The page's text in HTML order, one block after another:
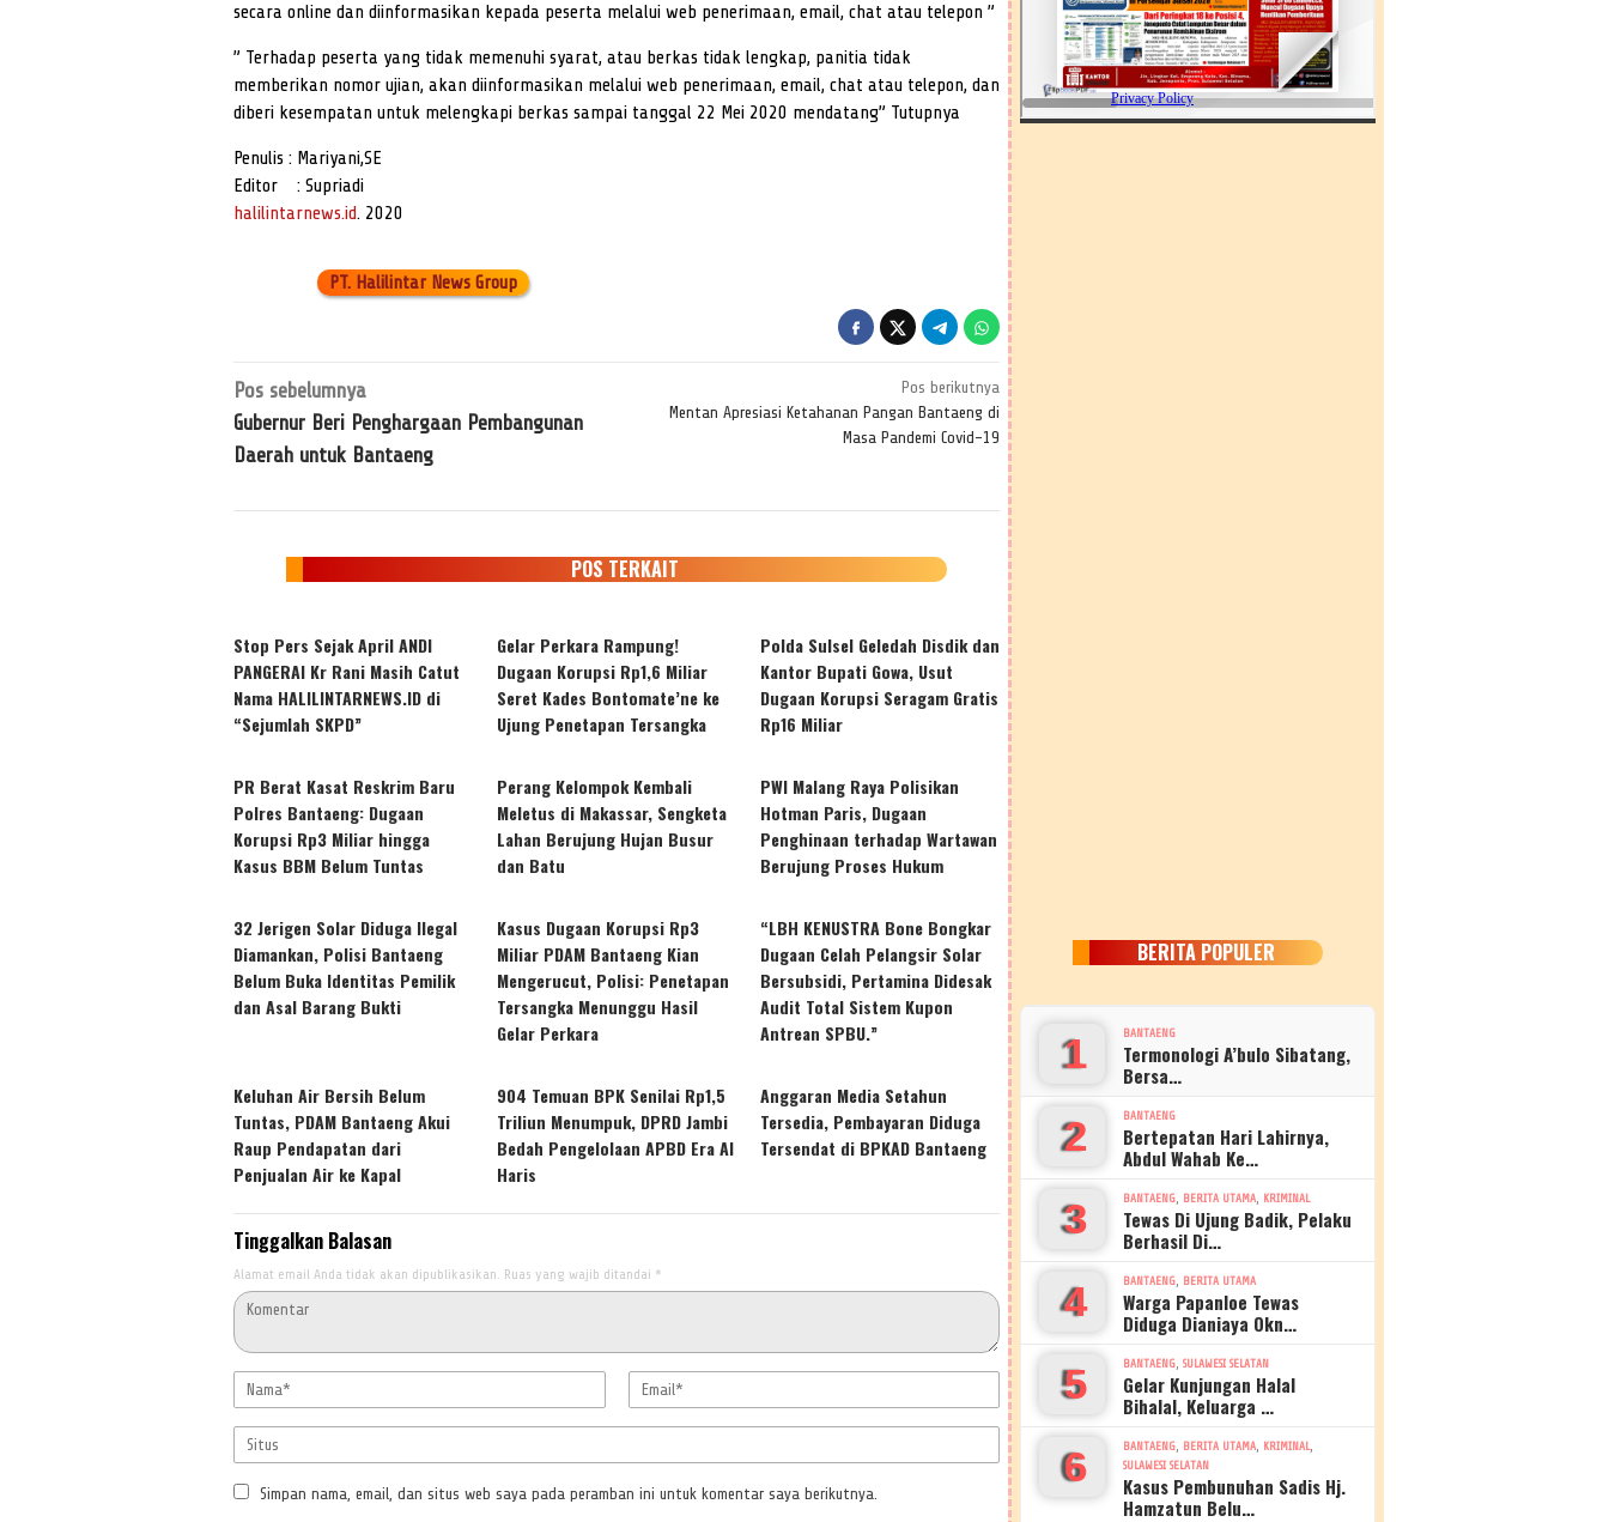
secara online dan diinformasikan kepada peserta melalui web penerimaan, email, chat atau telepon ”
” Terhadap peserta yang tidak memenuhi syarat, atau berkas tidak lengkap, panitia tidak
memberikan nomor ujian, akan diinformasikan melalui web penerimaan, email, chat atau telepon, dan
diberi kesempatan untuk melengkapi berkas sampai tanggal 22 Mei 2020 mendatang” Tutupnya
Penulis : Mariyani,SE
Editor : Supriadi
halilintarnews.id. 2020
PT. Halilintar News Group
Navigasi
pos
Pos sebelumnya
Gubernur Beri Penghargaan Pembangunan
Daerah untuk Bantaeng
Pos berikutnya
Mentan Apresiasi Ketahanan Pangan Bantaeng di
Masa Pandemi Covid-19
POS TERKAIT
Stop Pers Sejak April ANDI
PANGERAI Kr Rani Masih Catut
Nama HALILINTARNEWS.ID di
“Sejumlah SKPD”
Gelar Perkara Rampung!
Dugaan Korupsi Rp1,6 Miliar
Seret Kades Bontomate’ne ke
Ujung Penetapan Tersangka
Polda Sulsel Geledah Disdik dan
Kantor Bupati Gowa, Usut
Dugaan Korupsi Seragam Gratis
Rp16 Miliar
PR Berat Kasat Reskrim Baru
Polres Bantaeng: Dugaan
Korupsi Rp3 Miliar hingga
Kasus BBM Belum Tuntas
Perang Kelompok Kembali
Meletus di Makassar, Sengketa
Lahan Berujung Hujan Busur
dan Batu
PWI Malang Raya Polisikan
Hotman Paris, Dugaan
Penghinaan terhadap Wartawan
Berujung Proses Hukum
32 Jerigen Solar Diduga Ilegal
Diamankan, Polisi Bantaeng
Belum Buka Identitas Pemilik
dan Asal Barang Bukti
Kasus Dugaan Korupsi Rp3
Miliar PDAM Bantaeng Kian
Mengerucut, Polisi: Penetapan
Tersangka Menunggu Hasil
Gelar Perkara
“LBH KENUSTRA Bone Bongkar
Dugaan Celah Pelangsir Solar
Bersubsidi, Pertamina Didesak
Audit Total Sistem Kupon
Antrean SPBU.”
Keluhan Air Bersih Belum
Tuntas, PDAM Bantaeng Akui
Raup Pendapatan dari
Penjualan Air ke Kapal
904 Temuan BPK Senilai Rp1,5
Triliun Menumpuk, DPRD Jambi
Bedah Pengelolaan APBD Era Al
Haris
Anggaran Media Setahun
Tersedia, Pembayaran Diduga
Tersendat di BPKAD Bantaeng
Tinggalkan Balasan
Alamat email Anda tidak akan dipublikasikan. Ruas yang wajib ditandai *
Simpan nama, email, dan situs web saya pada peramban ini untuk komentar saya berikutnya.
BERITA POPULER
1 BANTAENG
Termonologi A’bulo Sibatang,
Bersa…
2 BANTAENG
Bertepatan Hari Lahirnya,
Abdul Wahab Ke…
3 BANTAENG, BERITA UTAMA, KRIMINAL
Tewas Di Ujung Badik, Pelaku
Berhasil Di…
4 BANTAENG, BERITA UTAMA
Warga Papanloe Tewas
Diduga Dianiaya Okn…
5 BANTAENG,SULAWESI SELATAN
Gelar Kunjungan Halal
Bihalal, Keluarga …
6 BANTAENG, BERITA UTAMA, KRIMINAL,
SULAWESI SELATAN
Kasus Pembunuhan Sadis Hj.
Hamzatun Belu…